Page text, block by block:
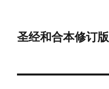
圣经和合本修订版